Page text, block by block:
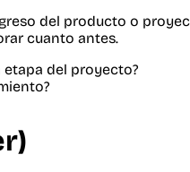
del producto o
cuanto antes.
etapa del proyecto?